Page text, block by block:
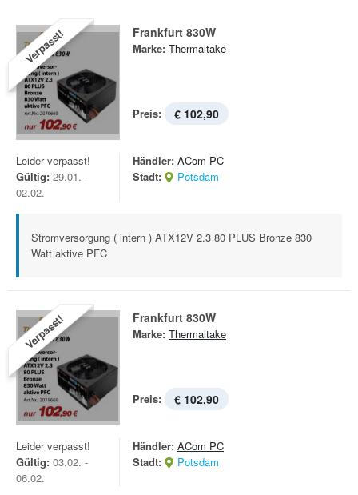
Verpasst! Frankfurt 830W
Marke: Thermaltake
Preis: € 102,90
Leider verpasst!
Gültig: 29.01. -
02.02.
Händler: ACom PC
Stadt:
Potsdam
Stromversorgung ( intern ) ATX12V 2.3 80 PLUS Bronze 830
Watt aktive PFC
Verpasst! Frankfurt 830W
Marke: Thermaltake
Preis: € 102,90
Leider verpasst!
Gültig: 03.02. -
06.02.
Händler: ACom PC
Stadt:
Potsdam